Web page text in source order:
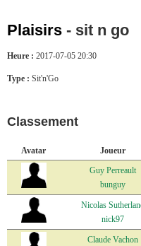
Plaisirs - sit n go
Heure : 2017-07-05 20:30
Type : Sit'n'Go
Classement
Avatar Joueur
Guy Perreault
bunguy
Nicolas
nick97
Claude Vachon